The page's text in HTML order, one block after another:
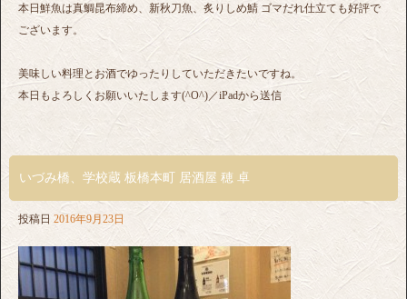
本日鮮魚は真鯛昆布締め、新秋刀魚、炙りしめ鯖 ゴマだれ仕立ても好評で
ございます。
美味しい料理とお酒でゆったりしていただきたいですね。
本日もよろしくお願いいたします(^O^)／iPadから送信
いづみ橋、学校蔵 板橋本町 居酒屋 穂 卓
投稿日 2016年9月23日